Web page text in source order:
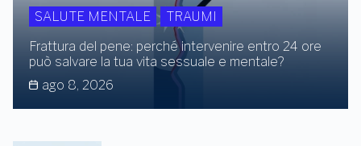
SALUTE MENTALE
TRAUMI
Frattura del pene: perché intervenire entro 24 ore
può salvare la tua vita sessuale e mentale?
ago 8, 2026